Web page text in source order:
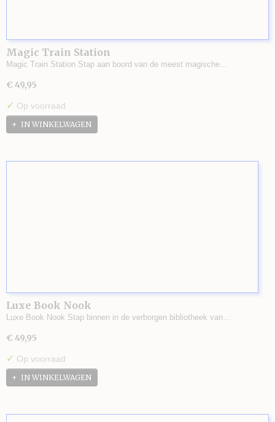
Magic Train Station
Magic Train Station Stap aan boord van de meest magische…
€ 49,95
✓ Op voorraad
IN WINKELWAGEN
Luxe Book Nook
Luxe Book Nook Stap binnen in de verborgen bibliotheek van…
€ 49,95
✓ Op voorraad
IN WINKELWAGEN